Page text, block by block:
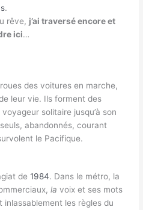
.
rêve, j’ai traversé encore et
ici…
des voitures en marche,
leur vie. Ils forment des
solitaire jusqu’à son
abandonnés, courant
le Pacifique.
de1984. Dans le métro, la
lavoix et ses mots
les règles du